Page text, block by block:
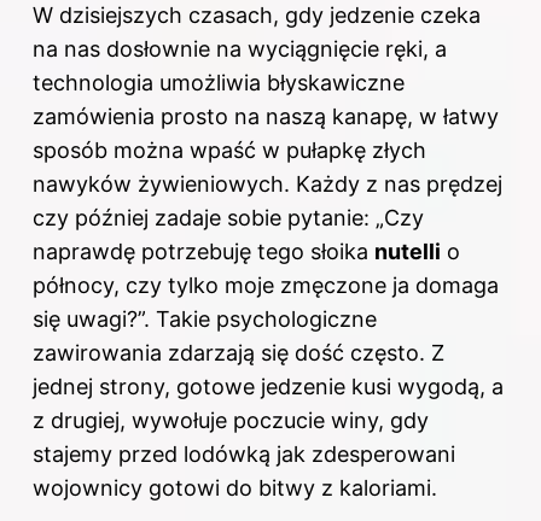
W dzisiejszych czasach, gdy jedzenie czeka
na nas dosłownie na wyciągnięcie ręki, a
technologia umożliwia błyskawiczne
zamówienia prosto na naszą kanapę, w łatwy
sposób można wpaść w pułapkę złych
nawyków żywieniowych. Każdy z nas prędzej
czy później zadaje sobie pytanie: „Czy
naprawdę potrzebuję tego słoika nutelli o
północy, czy tylko moje zmęczone ja domaga
się uwagi?”. Takie psychologiczne
zawirowania zdarzają się dość często. Z
jednej strony, gotowe jedzenie kusi wygodą, a
z drugiej, wywołuje poczucie winy, gdy
stajemy przed lodówką jak zdesperowani
wojownicy gotowi do bitwy z kaloriami.